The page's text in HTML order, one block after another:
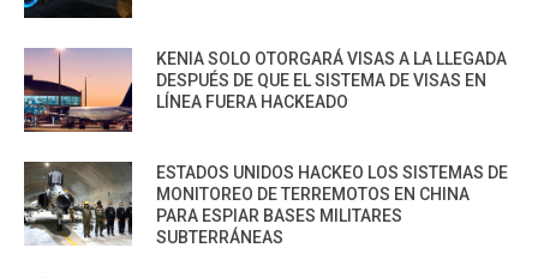
KENIA SOLO OTORGARÁ VISAS A LA LLEGADA
DESPUÉS DE QUE EL SISTEMA DE VISAS EN
LÍNEA FUERA HACKEADO
ESTADOS UNIDOS HACKEO LOS SISTEMAS DE
MONITOREO DE TERREMOTOS EN CHINA
PARA ESPIAR BASES MILITARES
SUBTERRÁNEAS